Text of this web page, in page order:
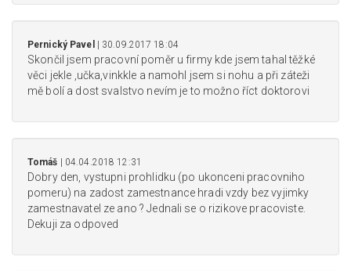
Pernický Pavel | 30.09.2017 18:04
Skončil jsem pracovní poměr u firmy kde jsem tahal těžké
věci jekle ,učka,vinkkle a namohl jsem si nohu a při záteži
mě bolí a dost svalstvo nevím je to možno říct doktorovi
Tomáš | 04.04.2018 12:31
Dobry den, vystupni prohlidku (po ukonceni pracovniho
pomeru) na zadost zamestnance hradi vzdy bez vyjimky
zamestnavatel ze ano ? Jednali se o rizikove pracoviste.
Dekuji za odpoved